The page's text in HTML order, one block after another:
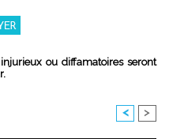
ou diffamatoires seront
< >